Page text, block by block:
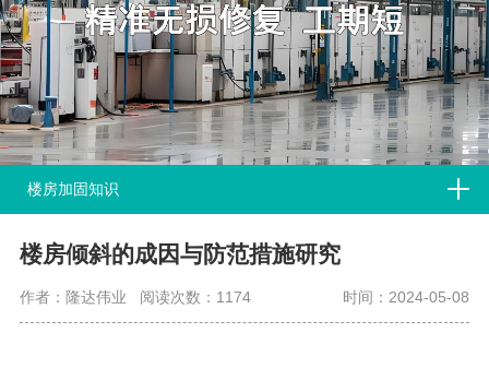
楼房加固知识
楼房倾斜的成因与防范措施研究
作者：隆达伟业 阅读次数：1174 时间：2024-05-08